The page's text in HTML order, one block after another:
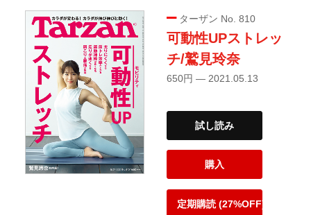
ターザン No. 810
可動性UPストレッ
チ/鷲見玲奈
650円 — 2021.05.13
試し読み
購入
定期購読 (27%OFF)